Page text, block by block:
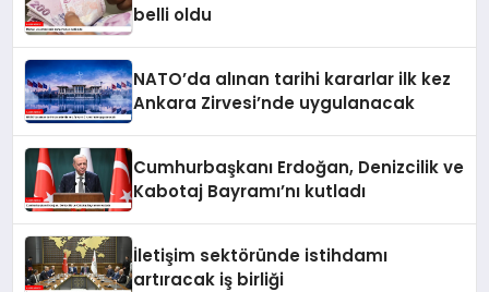
belli oldu
NATO’da alınan tarihi kararlar ilk kez
Ankara Zirvesi’nde uygulanacak
Cumhurbaşkanı Erdoğan, Denizcilik ve
Kabotaj Bayramı’nı kutladı
İletişim sektöründe istihdamı
artıracak iş birliği